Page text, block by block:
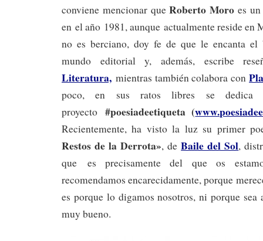
conviene mencionar queRoberto Moro es
en el año 1981, aunque actualmente reside en
no es berciano, doy fe de que le encanta
mundo editorial y, además, escribe
Literatura, mientras también colabora con
poco, en sus ratos libres se dedica
proyecto #poesiadeetiqueta (
Recientemente, ha visto la luz su primer
Restos de la Derrota», deBaile del Sol,
que
es precisamente del que os
recomendamos encarecidamente, porque
es porque lo digamos nosotros, ni porque sea
muy bueno.